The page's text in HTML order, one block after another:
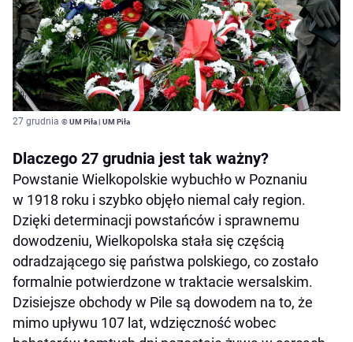
27 grudnia © UM Piła | UM Piła
Dlaczego 27 grudnia jest tak ważny?
Powstanie Wielkopolskie wybuchło w Poznaniu
w 1918 roku i szybko objęło niemal cały region.
Dzięki determinacji powstańców i sprawnemu
dowodzeniu, Wielkopolska stała się częścią
odradzającego się państwa polskiego, co zostało
formalnie potwierdzone w traktacie wersalskim.
Dzisiejsze obchody w Pile są dowodem na to, że
mimo upływu 107 lat, wdzięczność wobec